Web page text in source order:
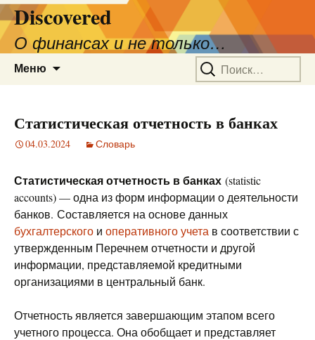
Discovered
О финансах и не только…
Меню Найти:
Статистическая отчетность в банках
04.03.2024 Словарь
Статистическая отчетность в банках (statistic
accounts) — одна из форм информации о деятельности
банков. Составляется на основе данных
бухгалтерского и оперативного учета в соответствии с
утвержденным Перечнем отчетности и другой
информации, представляемой кредитными
организациями в центральный банк.
Отчетность является завершающим этапом всего
учетного процесса. Она обобщает и представляет